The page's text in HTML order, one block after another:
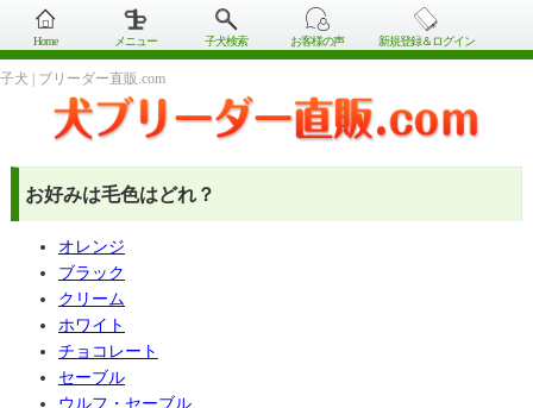
Home メニュー 子犬検索 お客様の声 新規登録＆ログイン
子犬 | ブリーダー直販.com
お好みは毛色はどれ？
オレンジ
ブラック
クリーム
ホワイト
チョコレート
セーブル
ウルフ・セーブル